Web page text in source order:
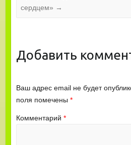
сердцем» →
Добавить
Ваш адрес email не будет
поля помечены *
Комментарий *